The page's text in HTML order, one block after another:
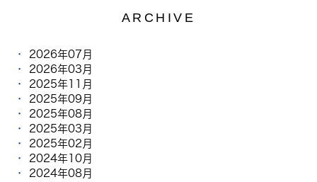
ARCHIVE
2026年07月
2026年03月
2025年11月
2025年09月
2025年08月
2025年03月
2025年02月
2024年10月
2024年08月